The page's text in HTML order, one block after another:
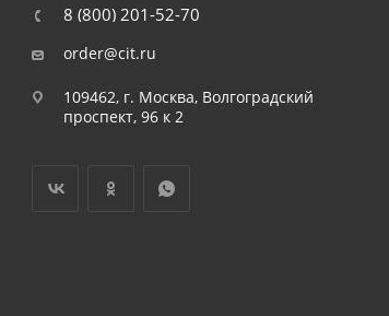
8 (800) 201-52-70
order@cit.ru
109462, г. Москва, Волгоградский
проспект, 96 к 2